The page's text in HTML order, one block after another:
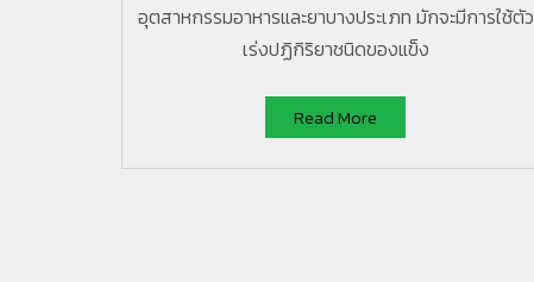
อุตสาหกรรมอาหารและยาบางประเภท มักจะมีการใช้ตัว
เร่งปฏิกิริยาชนิดของแข็ง
Read More